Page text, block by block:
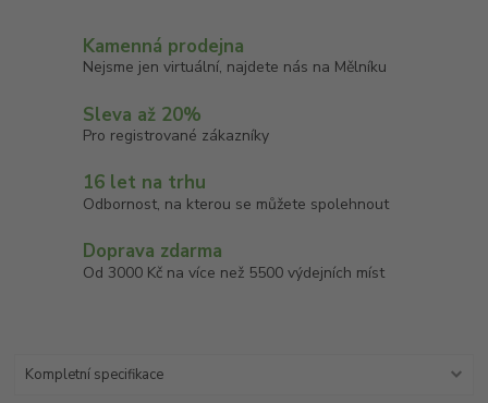
Kamenná prodejna
Nejsme jen virtuální, najdete nás na Mělníku
Sleva až 20%
Pro registrované zákazníky
16 let na trhu
Odbornost, na kterou se můžete spolehnout
Doprava zdarma
Od 3000 Kč na více než 5500 výdejních míst
Kompletní specifikace